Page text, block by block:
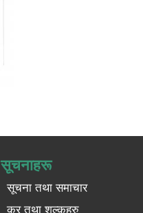
सूचनाहरू
सूचना तथा समाचार
कर तथा शुल्कहरु